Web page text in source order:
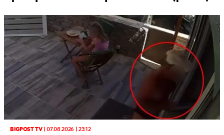
BIGPOST TV|07.08.2026 | 23:12